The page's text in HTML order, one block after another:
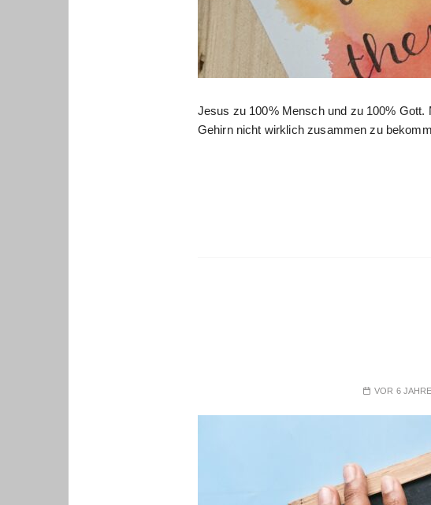
Jesus zu 100% Mensch und zu 100%
Gehirn nicht wirklich zusammen zu
VOR 6